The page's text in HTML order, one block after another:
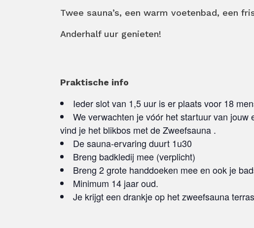
Twee sauna’s, een warm voetenbad, een
Anderhalf uur genieten!
Praktische info
Ieder slot van 1,5 uur is er plaats voor 18
We verwachten je vóór het startuur van
vind je het blikbos met de Zweefsauna .
De sauna-ervaring duurt 1u30
Breng badkledij mee (verplicht)
Breng 2 grote handdoeken mee en ook je
Minimum 14 jaar oud.
Je krijgt een drankje op het zweefsauna